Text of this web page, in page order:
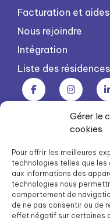
Gérer le
cookies
Pour offrir les meilleures
technologies telles que
aux informations des
technologies nous
comportement de
de ne pas consentir ou de
effet négatif sur certaines
Facturation et aides
Nous rejoindre
Intégration
Liste des
Groupe SOS Seniors
dg.seniors@groupe-
ARPAVIE est une